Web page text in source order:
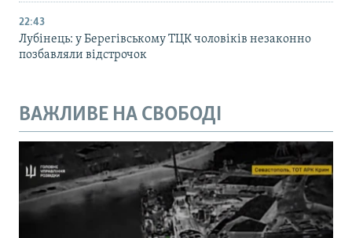
22:43
Лубінець: у Берегівському ТЦК чоловіків незаконно
позбавляли відстрочок
ВАЖЛИВЕ НА СВОБОДІ